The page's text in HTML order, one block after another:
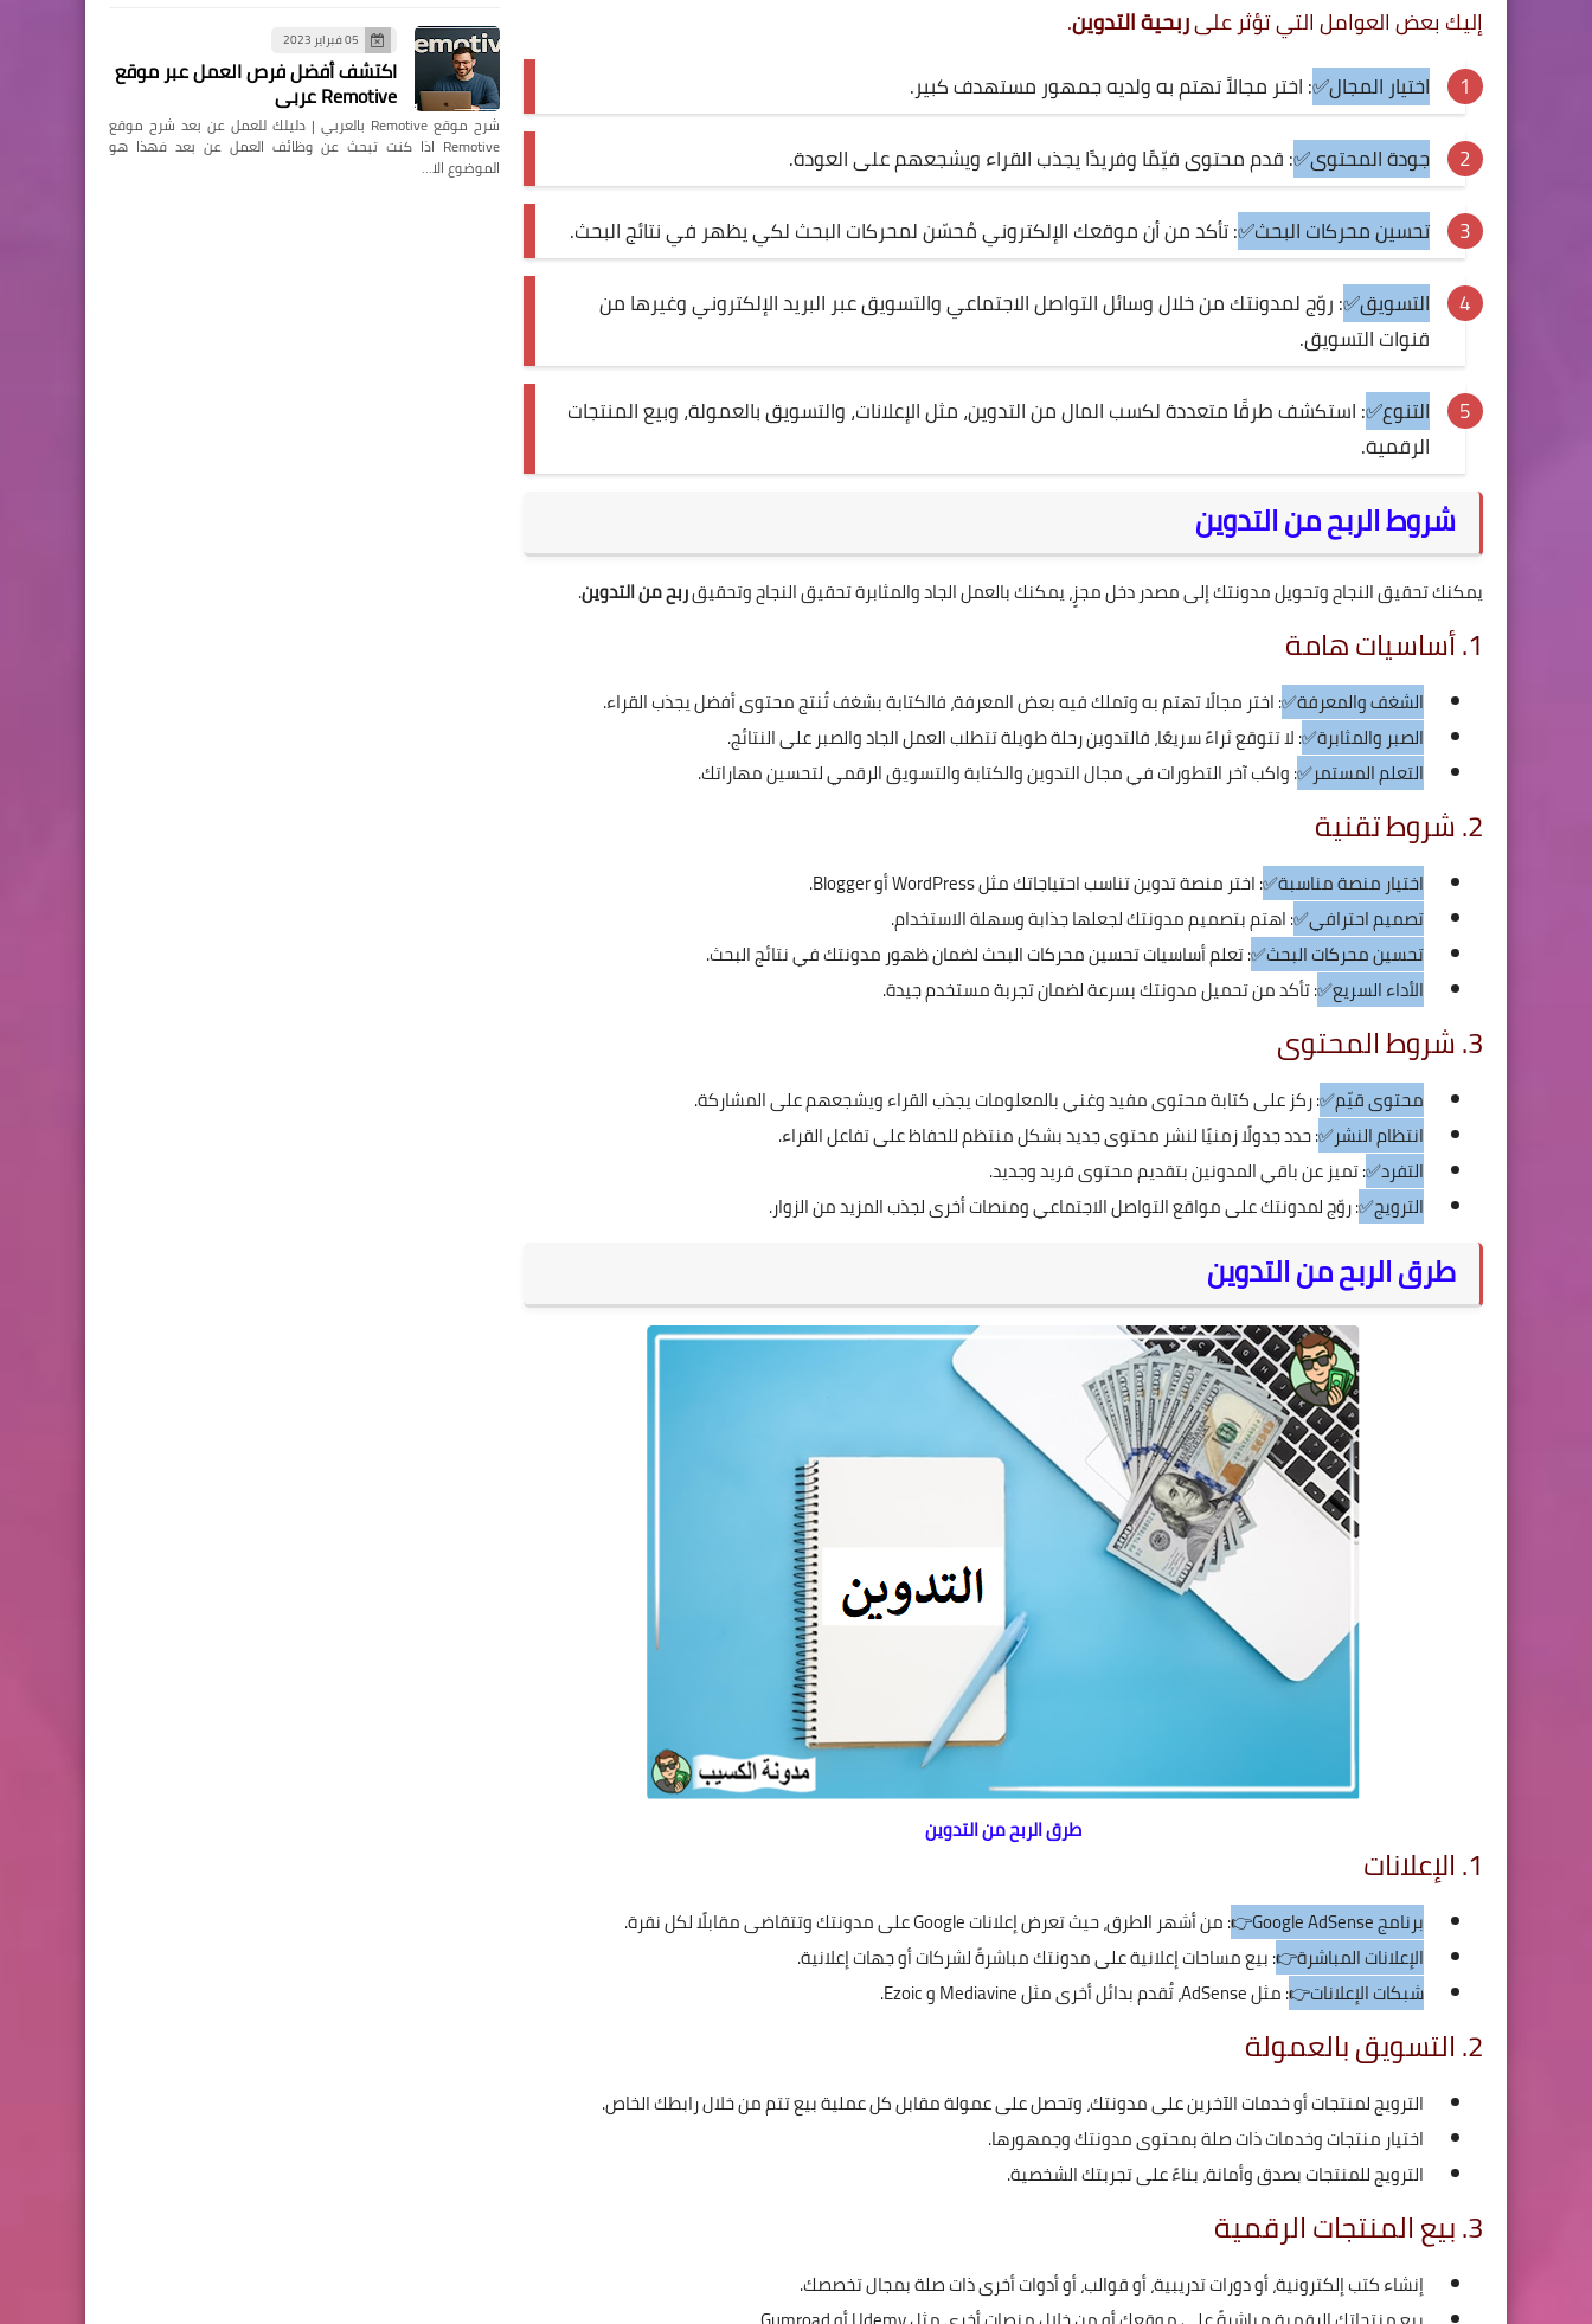
إليك بعض العوامل التي تؤثر علىربحية التدوين.
اختيار المجال✅: اختر مجالاً تهتم به ولديه جمهور مستهدف كبير.
جودة المحتوى✅: قدم محتوى قيّمًا وفريدًا يجذب القراء ويشجعهم على العودة.
تحسين محركات البحث✅: تأكد من أن موقعك الإلكتروني مُحسّن لمحركات البحث لكي يظهر في نتائج البحث.
التسويق✅: روّج لمدونتك من خلال وسائل التواصل الاجتماعي والتسويق عبر البريد الإلكتروني وغيرها من
قنوات التسويق.
التنوع✅: استكشف طرقًا متعددة لكسب المال من التدوين، مثل الإعلانات، والتسويق بالعمولة، وبيع المنتجات
الرقمية.
شروط الربح من التدوين
يمكنك تحقيق النجاح وتحويل مدونتك إلى مصدر دخل مجزٍ، يمكنك بالعمل الجاد والمثابرة تحقيق النجاح وتحقيقربح من التدوين.
1. أساسيات هامة
الشغف والمعرفة✅: اختر مجالًا تهتم به وتملك فيه بعض المعرفة، فالكتابة بشغف تُنتج محتوى أفضل يجذب القراء.
الصبر والمثابرة✅: لا تتوقع ثراءً سريعًا، فالتدوين رحلة طويلة تتطلب العمل الجاد والصبر على النتائج.
التعلم المستمر✅: واكب آخر التطورات في مجال التدوين والكتابة والتسويق الرقمي لتحسين مهاراتك.
2. شروط تقنية
اختيار منصة مناسبة✅: اختر منصة تدوين تناسب احتياجاتك مثل WordPress أو Blogger.
تصميم احترافي✅: اهتم بتصميم مدونتك لجعلها جذابة وسهلة الاستخدام.
تحسين محركات البحث✅: تعلم أساسيات تحسين محركات البحث لضمان ظهور مدونتك في نتائج البحث.
الأداء السريع✅: تأكد من تحميل مدونتك بسرعة لضمان تجربة مستخدم جيدة.
3. شروط المحتوى
محتوى قيّم✅: ركز على كتابة محتوى مفيد وغني بالمعلومات يجذب القراء ويشجعهم على المشاركة.
انتظام النشر✅: حدد جدولًا زمنيًا لنشر محتوى جديد بشكل منتظم للحفاظ على تفاعل القراء.
التفرد✅: تميز عن باقي المدونين بتقديم محتوى فريد وجديد.
الترويج✅: روّج لمدونتك على مواقع التواصل الاجتماعي ومنصات أخرى لجذب المزيد من الزوار.
طرق الربح من التدوين
طرق الربح من التدوين
1. الإعلانات
برنامج Google AdSense👉
: من أشهر الطرق، حيث تعرض إعلانات Google على مدونتك وتتقاضى مقابلًا لكل نقرة.
الإعلانات المباشرة👉: بيع مساحات إعلانية على مدونتك مباشرةً لشركات أو جهات إعلانية.
شبكات الإعلانات👉: مثل AdSense، تُقدم بدائل أخرى مثل Mediavine و Ezoic.
2. التسويق بالعمولة
الترويج لمنتجات أو خدمات الآخرين على مدونتك، وتحصل على عمولة مقابل كل عملية بيع تتم من خلال رابطك الخاص.
اختيار منتجات وخدمات ذات صلة بمحتوى مدونتك وجمهورها.
الترويج للمنتجات بصدق وأمانة، بناءً على تجربتك الشخصية.
3. بيع المنتجات الرقمية
إنشاء كتب إلكترونية، أو دورات تدريبية، أو قوالب، أو أدوات أخرى ذات صلة بمجال تخصصك.
05 فبراير 2023
اكتشف أفضل فرص العمل عبر موقع
Remotive عربي
شرح موقع Remotive بالعربي | دليلك للعمل عن بعد شرح موقع
Remotive اذا كنت تبحث عن وظائف العمل عن بعد فهذا هو
الموضوع الا…